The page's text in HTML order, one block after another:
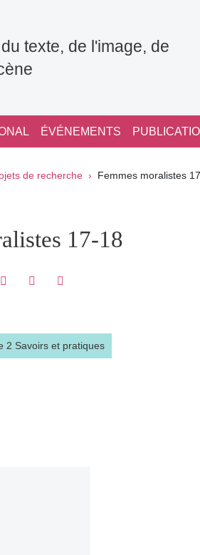
texte, de l'image, de
ÉVÉNEMENTS
de recherche Femmes moralistes
17-18
Partager sur Facebook
Partager sur LinkedIn
2 Savoirs et pratiques